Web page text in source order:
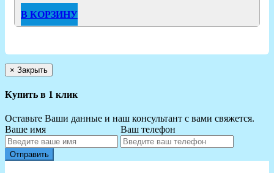
В КОРЗИНУ
× Закрыть
Купить в 1 клик
Оставьте Ваши данные и наш консультант с вами свяжется.
Ваше имя
Ваш телефон
Отправить